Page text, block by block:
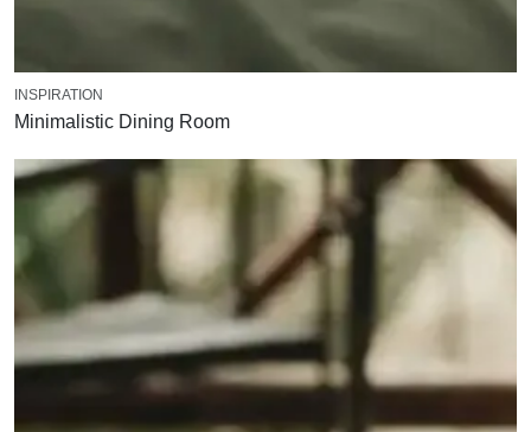
INSPIRATION
Minimalistic Dining Room